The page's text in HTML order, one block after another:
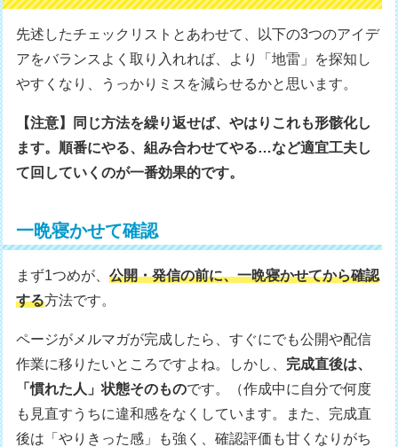
先述したチェックリストとあわせて、以下の3つのアイデ
アをバランスよく取り入れれば、より「地雷」を探知し
やすくなり、うっかりミスを減らせるかと思います。
【注意】同じ方法を繰り返せば、やはりこれも形骸化し
ます。順番にやる、組み合わせてやる…など適宜工夫し
て回していくのが一番効果的です。
一晩寝かせて確認
まず1つめが、公開・発信の前に、一晩寝かせてから確認
する方法です。
ページがメルマガが完成したら、すぐにでも公開や配信
作業に移りたいところですよね。しかし、 完成直後は、
「慣れた人」状態そのものです。（作成中に自分で何度
も見直すうちに違和感をなくしています。また、完成直
後は「やりきった感」も強く、確認評価も甘くなりがち